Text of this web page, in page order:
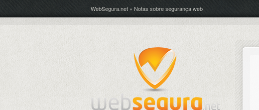
WebSegura.net » Notas sobre segurança web